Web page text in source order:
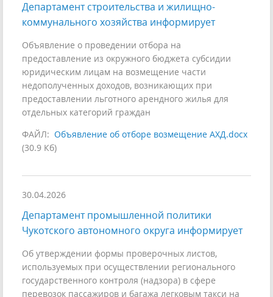
Департамент строительства и жилищно-
коммунального хозяйства информирует
Объявление о проведении отбора на
предоставление из окружного бюджета субсидии
юридическим лицам на возмещение части
недополученных доходов, возникающих при
предоставлении льготного арендного жилья для
отдельных категорий граждан
ФАЙЛ: Объявление об отборе возмещение АХД.docx
(30.9 Кб)
30.04.2026
Департамент промышленной политики
Чукотского автономного округа информирует
Об утверждении формы проверочных листов,
используемых при осуществлении регионального
государственного контроля (надзора) в сфере
перевозок пассажиров и багажа легковым такси на